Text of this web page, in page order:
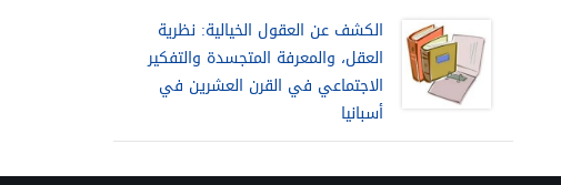
الكشف عن العقول الخيالية: نظرية
العقل، والمعرفة المتجسدة والتفكير
الاجتماعي في القرن العشرين في
أسبانيا